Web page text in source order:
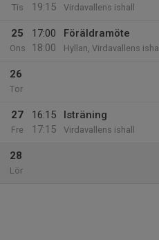
Tis
19:15
Virdavallens ishall
25
Ons
17:00
18:00
Föräldramöte
Hyllan, Virdavallens ishall
26
Tor
27
Fre
16:15
17:15
Isträning
Virdavallens ishall
28
Lör